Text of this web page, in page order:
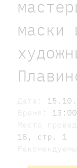
маски
Дата:
Время:
Место
18, стр. 1